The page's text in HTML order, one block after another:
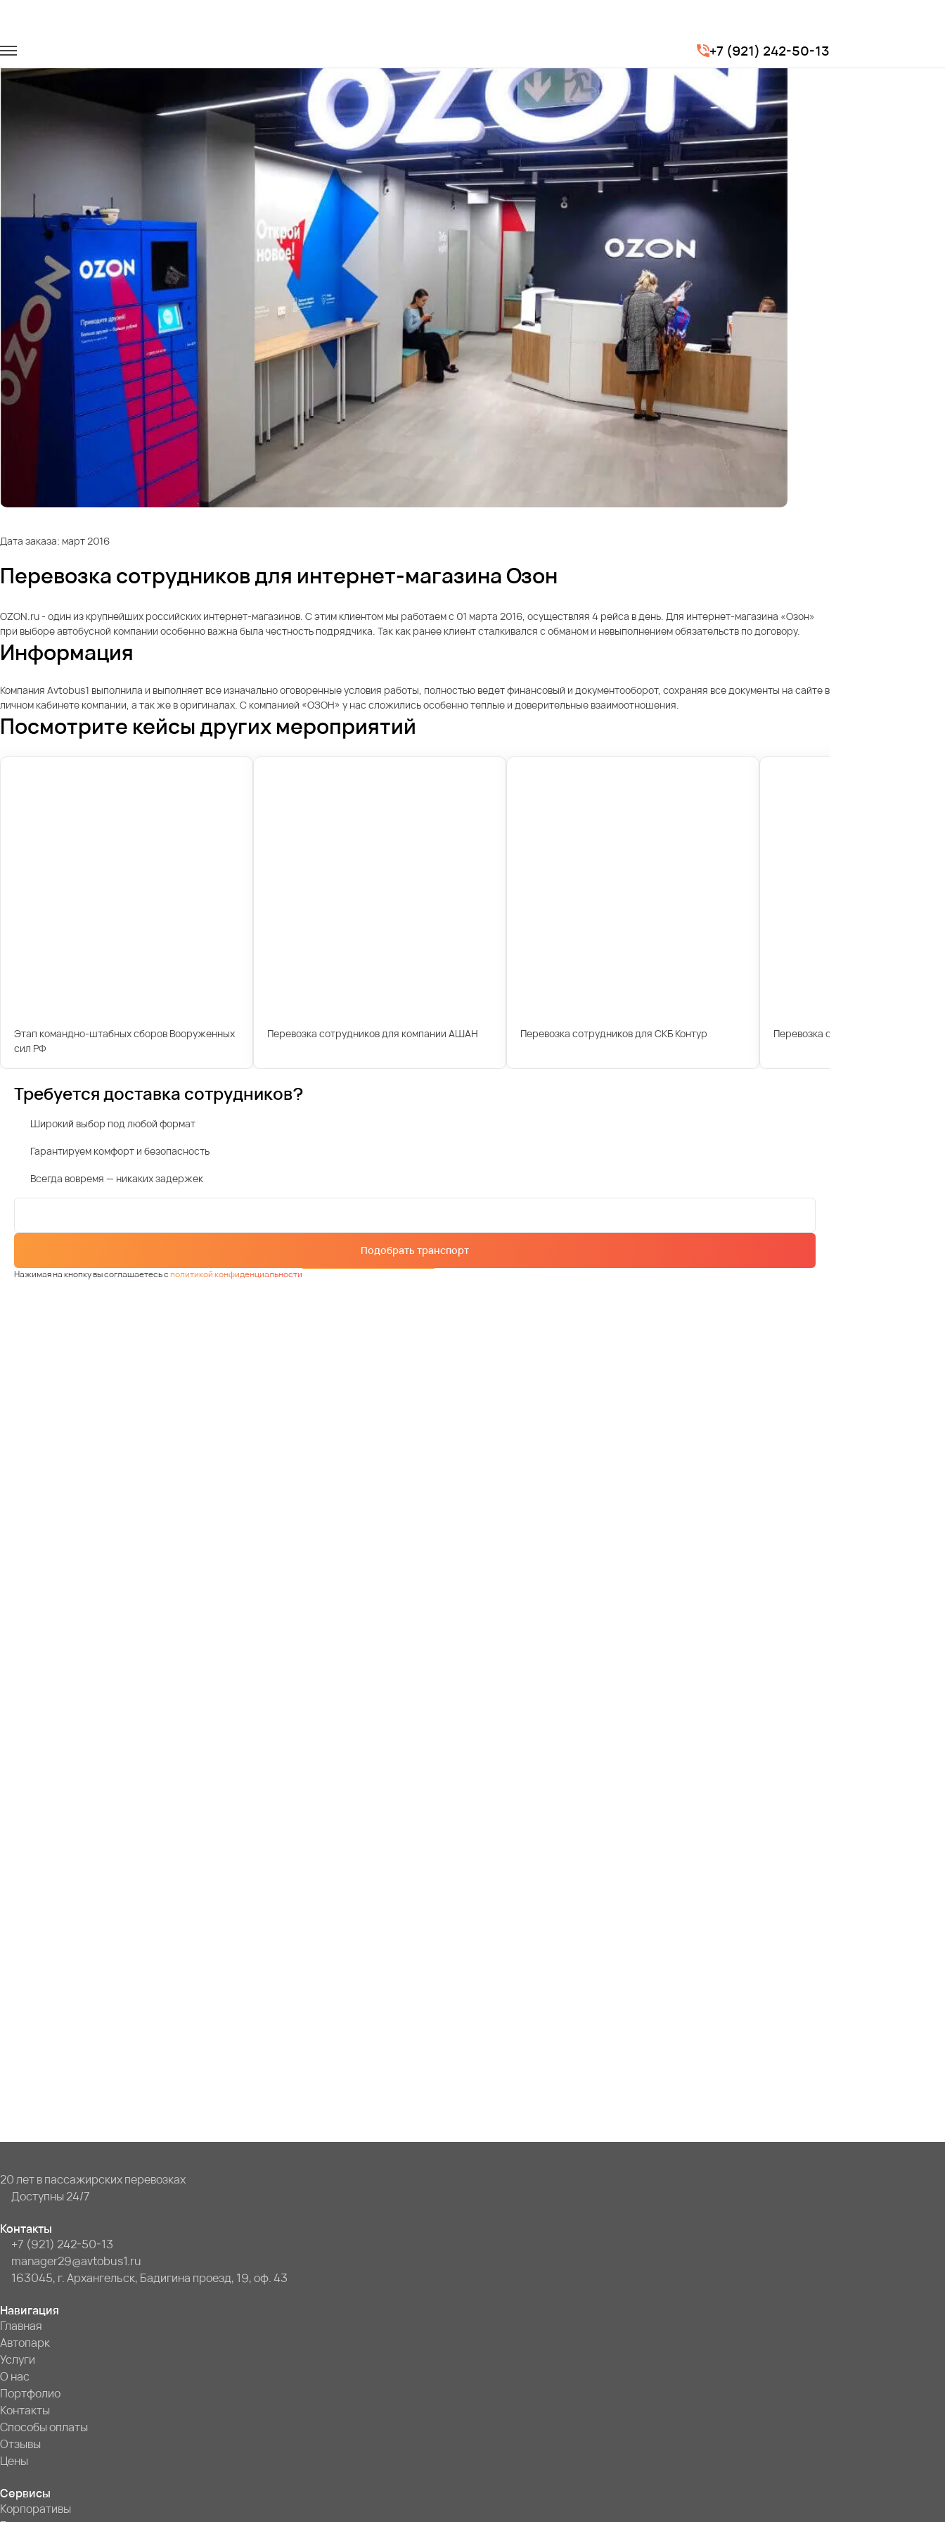
+7 (921) 242-50-13
Дата заказа: март 2016
Перевозка сотрудников для интернет-магазина Озон
OZON.ru - один из крупнейших российских интернет-магазинов. С этим клиентом мы работаем с 01 марта 2016, осуществляя 4 рейса в день. Для интернет-магазина «Озон»
при выборе автобусной компании особенно важна была честность подрядчика. Так как ранее клиент сталкивался с обманом и невыполнением обязательств по договору.
Информация
Компания Avtobus1 выполнила и выполняет все изначально оговоренные условия работы, полностью ведет финансовый и документооборот, сохраняя все документы на сайте в
личном кабинете компании, а так же в оригиналах. С компанией «ОЗОН» у нас сложились особенно теплые и доверительные взаимоотношения.
Посмотрите кейсы других мероприятий
Этап командно-штабных сборов Вооруженных
сил РФ
Перевозка сотрудников для компании АШАН Перевозка сотрудников для СКБ Контур Перевозка сотрудников для
Требуется доставка сотрудников?
Широкий выбор под любой формат
Гарантируем комфорт и безопасность
Всегда вовремя — никаких задержек
Подобрать транспорт
Нажимая на кнопку вы соглашаетесь сполитикой конфиденциальности
20 лет в пассажирских перевозках
Доступны 24/7
Контакты
+7 (921) 242-50-13
manager29@avtobus1.ru
163045, г. Архангельск, Бадигина проезд, 19, оф. 43
Навигация
Главная
Автопарк
Услуги
О нас
Портфолио
Контакты
Способы оплаты
Отзывы
Цены
Сервисы
Корпоративы